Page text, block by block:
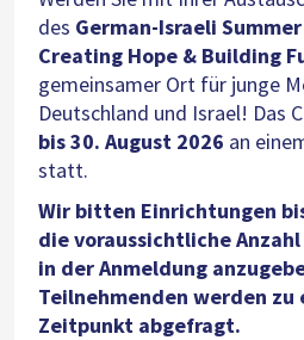
des German-Israeli
Creating Hope & Building
gemeinsamer Ort für junge
Deutschland und Israel! Das
bis 30. August 2026 an
statt.
Wir bitten Einrichtungen
die voraussichtliche
in der Anmeldung
Teilnehmenden werden zu
Zeitpunkt abgefragt.